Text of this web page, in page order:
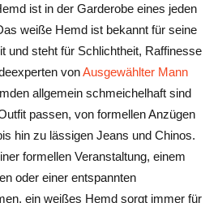
ist in der Garderobe eines jeden
weiße Hemd ist bekannt für seine
und steht für Schlichtheit, Raffinesse
vonAusgewählter Mann
allgemein schmeichelhaft sind
passen, von formellen Anzügen
hin zu lässigen Jeans und Chinos.
formellen Veranstaltung, einem
oder einer entspannten
ein weißes Hemd sorgt immer für